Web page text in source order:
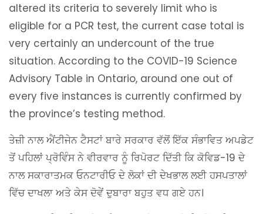
altered its criteria to severely limit who is
eligible for a PCR test, the current case total is
very certainly an undercount of the true
situation. According to the COVID-19 Science
Advisory Table in Ontario, around one out of
every five instances is currently confirmed by
the province’s testing method.
ਤੇਜ਼ੀ ਨਾਲ ਐਂਟੀਜੇਨ ਟੈਸਟਾਂ ਬਾਰੇ ਸਰਕਾਰ ਵੱਲੋਂ ਇੱਕ ਸੰਭਾਵਿਤ ਅਪਡੇਟ
ਤੋਂ ਪਹਿਲਾਂ ਪ੍ਰੋਵਿੰਸ ਨੇ ਵੀਰਵਾਰ ਨੂੰ ਰਿਪੋਰਟ ਦਿੱਤੀ ਕਿ ਕੋਵਿਡ-19 ਦੇ
ਨਾਲ ਸਕਾਰਾਤਮਕ ਓਨਟਾਰੀਓ ਦੇ ਲੋਕਾਂ ਦੀ ਦੇਖਭਾਲ ਲਈ ਹਸਪਤਾਲਾਂ
ਵਿੱਚ ਦਾਖਲਾ ਅਤੇ ਕੇਸ ਦੋਵੇਂ ਦੁਬਾਰਾ ਬਹੁਤ ਵਧ ਗਏ ਹਨ।